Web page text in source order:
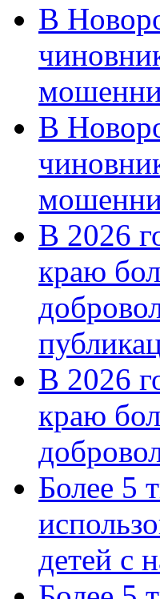
В
В
В 2026
краю
В 2026
краю
Более 5
детей с